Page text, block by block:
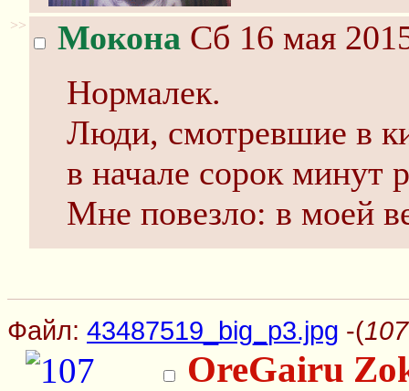
>> Мокона Сб 16 мая
Нормалек.
Люди, смотревшие в
в начале сорок минут
Мне повезло: в моей
Файл: 43487519_big_p3.jpg -(
OreGairu